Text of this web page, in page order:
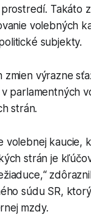
Takáto
volebných
subjekty.
výrazne
parlamentných
strán.
volebnej kaucie,
strán je
súdu SR,
mzdy.